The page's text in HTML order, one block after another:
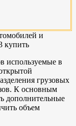
используемые в
грузовых
К основным
дополнительные
объем